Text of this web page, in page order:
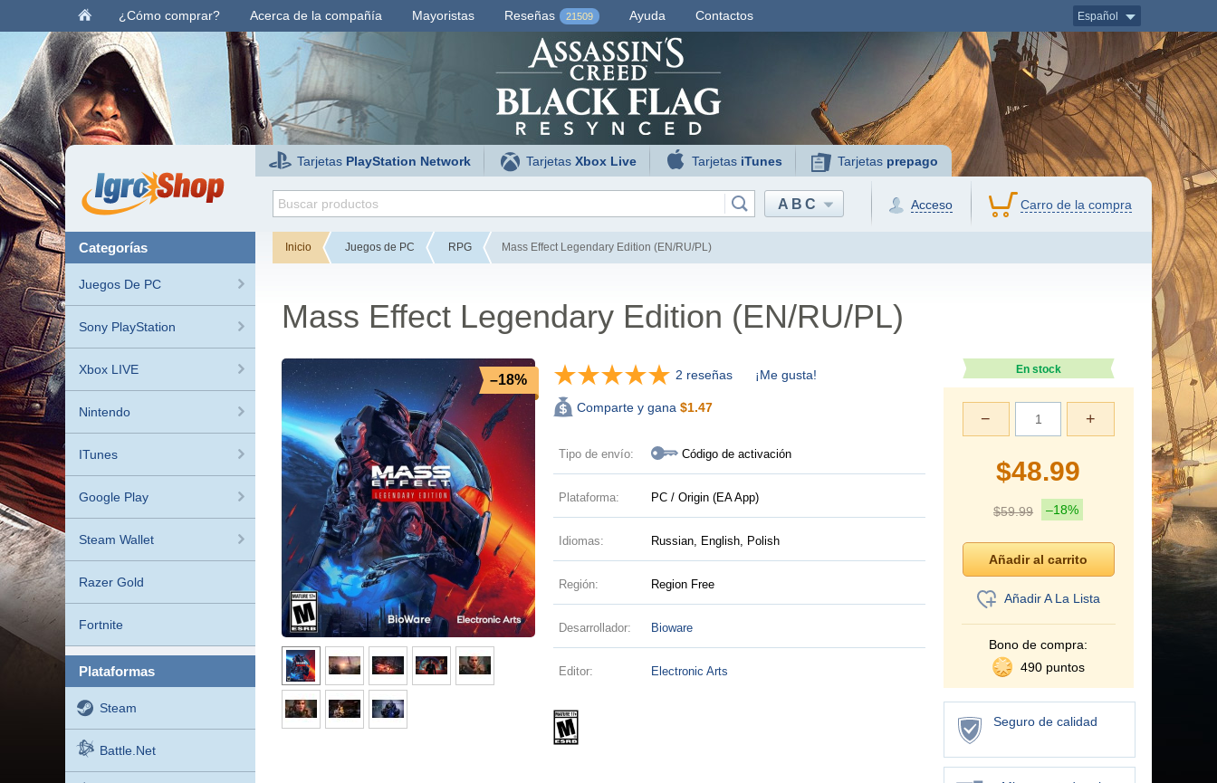
¿Cómo comprar? Acerca de la compañía Mayoristas Reseñas 21509 Ayuda Contactos Español
Tarjetas PlayStation Network TarjetasXbox Live Tarjetas iTunes Tarjetas prepago
ABC Acceso Carro de la compra
categorías
Juegos De PC
Sony PlayStation
Xbox LIVE
Nintendo
ITunes
Google Play
Steam Wallet
Razer Gold
Fortnite
plataformas
Steam
Battle.net
Inicio Juegos de PC RPG Mass Effect Legendary Edition (EN/RU/PL)
Mass Effect Legendary Edition (EN/RU/PL)
–18% 2 reseñas ¡Me gusta!
Comparte y gana $1.47
Tipo de envío: Código de activación
Plataforma: PC / Origin (EA App)
Idiomas: Russian, English, Polish
Región: Region Free
Desarrollador: Bioware
Editor: Electronic Arts
En stock
+
−
$48.99
$59.99 –18%
Añadir A La Lista
Bono de compra:
490 puntos
Seguro de calidad